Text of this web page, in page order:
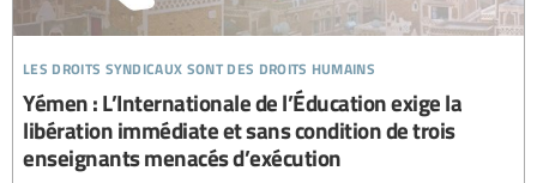
les droits syndicaux sont des droits humains
Yémen : L’Internationale de l’Éducation exige la
libération immédiate et sans condition de trois
enseignants menacés d’exécution